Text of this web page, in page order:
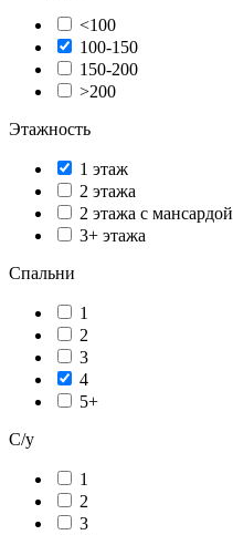
<100
100-150
150-200
>200
Этажность
1 этаж
2 этажа
2 этажа с мансардой
3+ этажа
Спальни
1
2
3
4
5+
С/у
1
2
3